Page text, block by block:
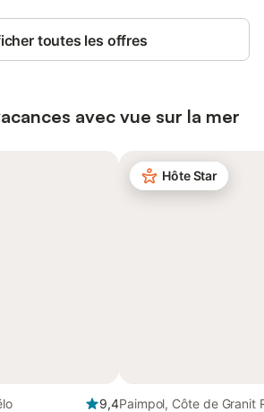
toutes les offres
avec vue sur la mer
9,4
Hôte Star
Paimpol, Côte de Granit